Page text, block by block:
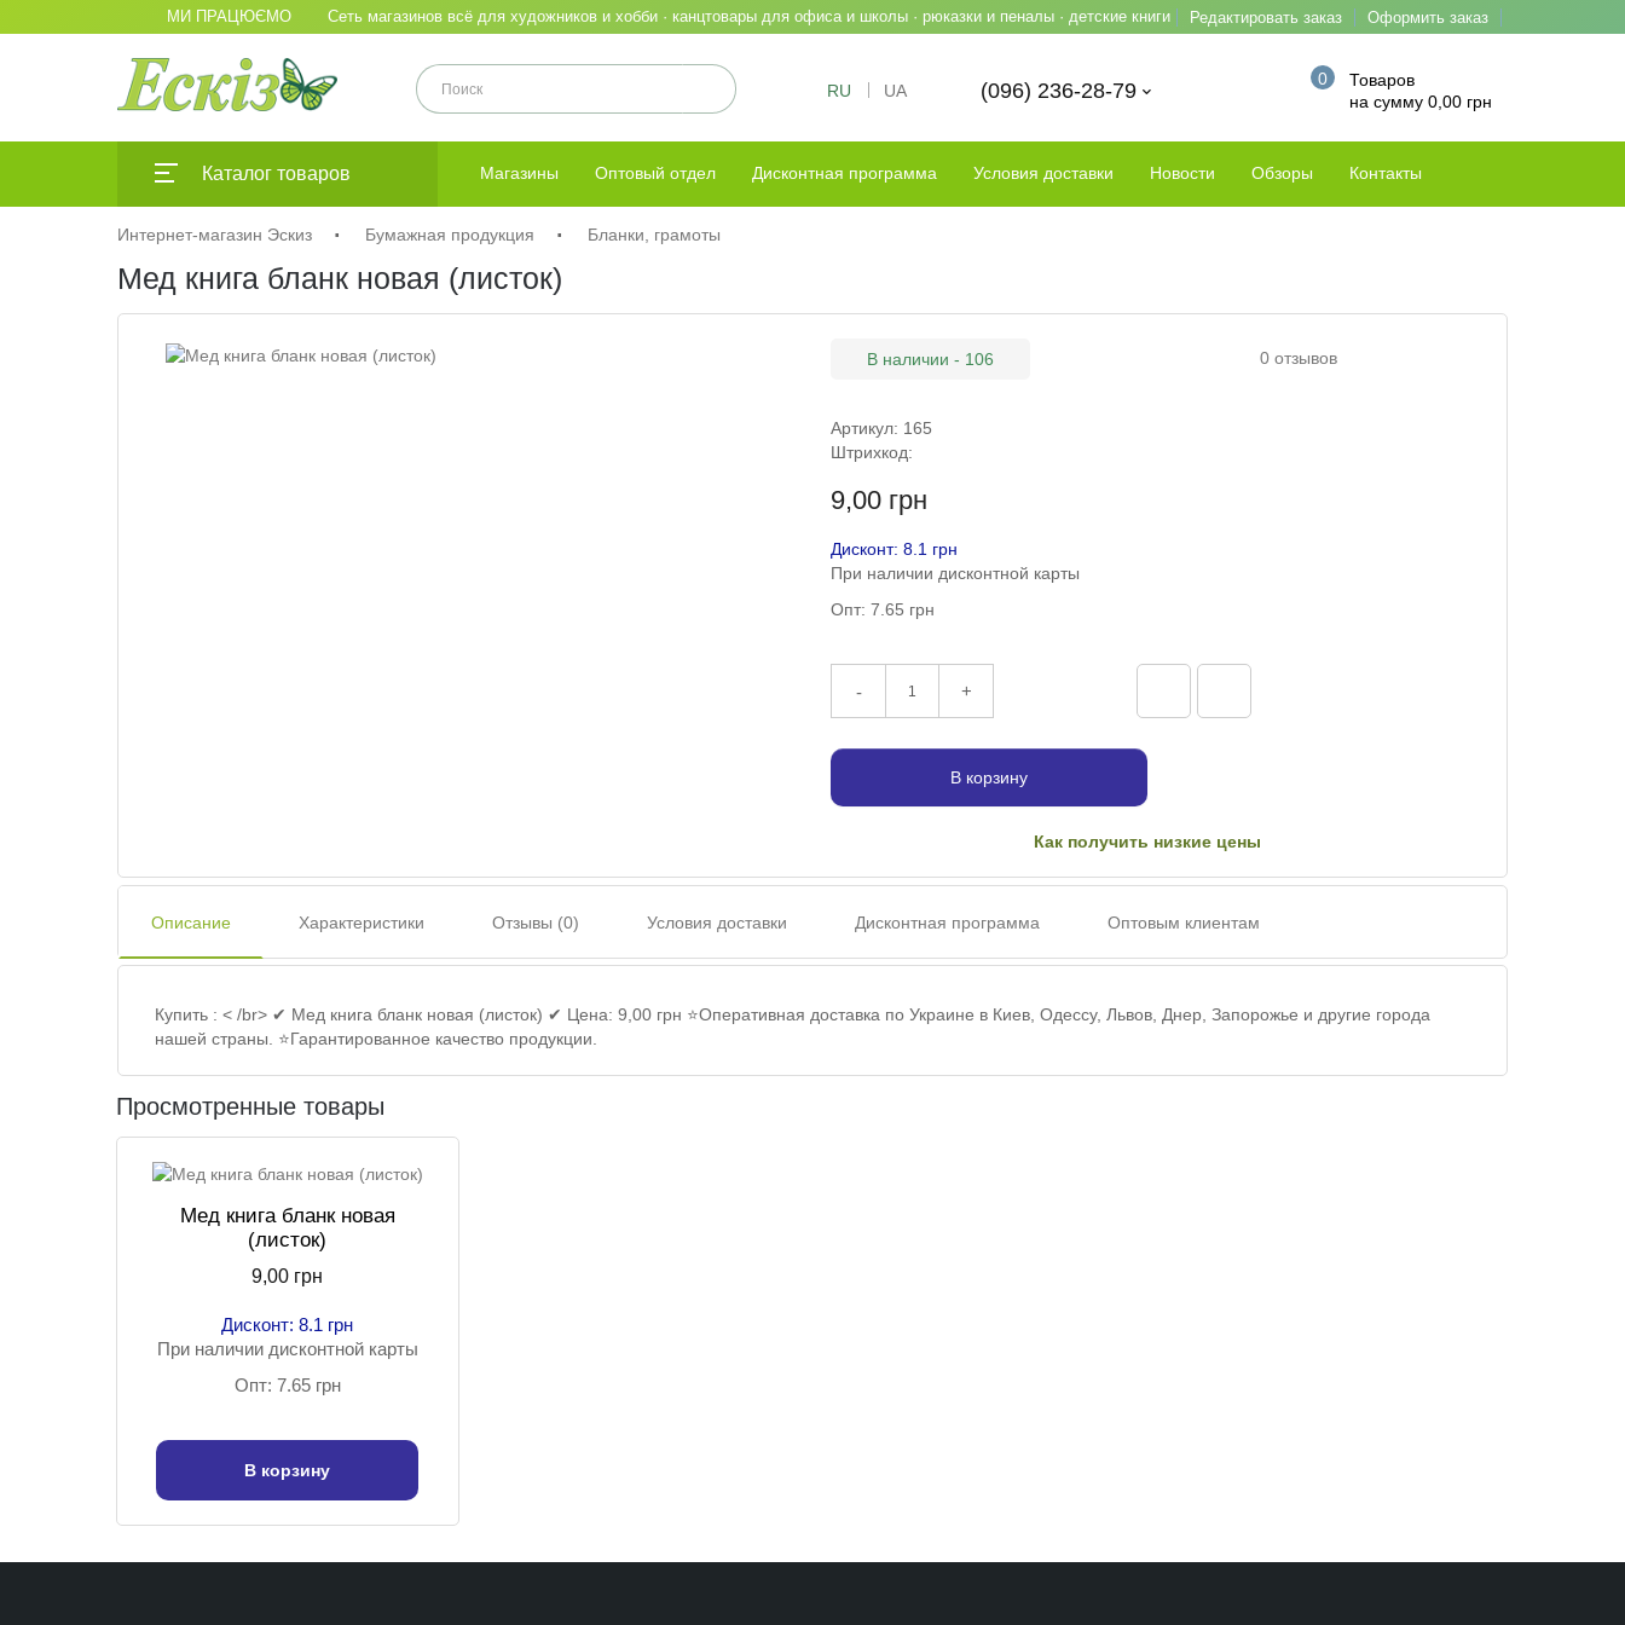
МИ ПРАЦЮЄМО Сеть магазинов всё для художников и хобби · канцтовары для офиса и школы · рюказки и пеналы · детские книги Оформить заказ
Редактировать заказ
RU UA
Товаров
0
на сумму 0,00 грн
(096) 236-28-79
Магазины Оптовый отдел Дисконтная программа Условия доставки Новости Обзоры Контакты
Каталог товаров
Интернет-магазин Эскиз Бумажная продукция Бланки, грамоты
Мед книга бланк новая (листок)
В наличии - 106 0 отзывов
Артикул: 165
Штрихкод:
9,00 грн
Дисконт: 8.1 грн
При наличии дисконтной карты
Опт: 7.65 грн
- +
В корзину
Как получить низкие цены
Описание Характеристики Отзывы (0) Условия доставки Дисконтная программа Оптовым клиентам
Купить : < /br> ✔ Мед книга бланк новая (листок) ✔ Цена: 9,00 грн ⭐Оперативная доставка по Украине в Киев, Одессу, Львов, Днер, Запорожье и другие города
нашей страны. ⭐Гарантированное качество продукции.
Просмотренные товары
Мед книга бланк новая
(листок)
9,00 грн
Дисконт: 8.1 грн
При наличии дисконтной карты
Опт: 7.65 грн
В корзину